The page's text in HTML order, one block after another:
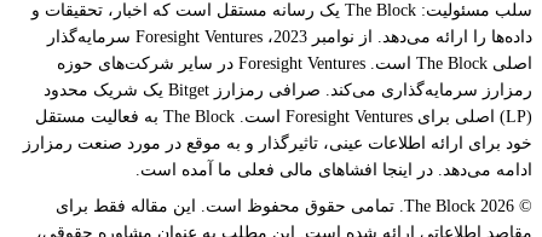
سلب مسئولیت: The Block یک رسانه مستقل است که اخبار، تحقیقات و
داده‌ها را ارائه می‌دهد. از نوامبر 2023، Foresight Ventures سرمایه‌گذار
اصلی The Block است. Foresight Ventures در سایر شرکت‌های حوزه
رمزارز سرمایه‌گذاری می‌کند. صرافی رمزارز Bitget یک شریک محدود
(LP) اصلی برای Foresight Ventures است. The Block به فعالیت مستقل
خود برای ارائه اطلاعات عینی، تاثیرگذار و به موقع در مورد صنعت رمزارز
ادامه می‌دهد. در اینجا افشاهای مالی فعلی ما آمده است.
© 2026 The Block. تمامی حقوق محفوظ است. این مقاله فقط برای
مقاصد اطلاعاتی ارائه شده است. این مطلب به عنوان مشاوره حقوقی،